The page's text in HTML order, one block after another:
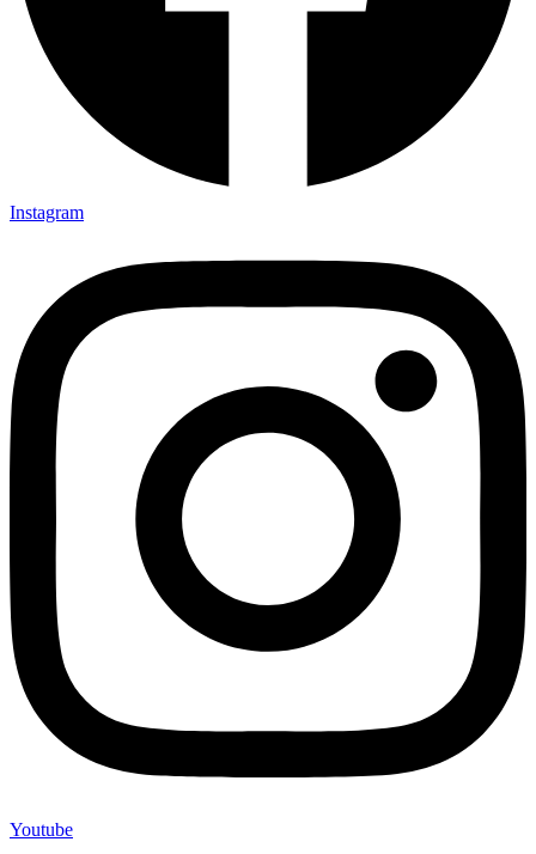
Instagram
Youtube